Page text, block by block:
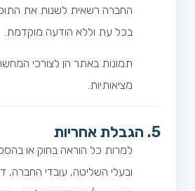
החברה רשאית לשנות את
בכל עת וללא הודעה מוקדמת.
תמונות באתר הן לצורכי
מציאותיות.
5. הגבלת אחריות
למרות כל הוראה בחוק או
ובעלי השליטה, עובדי החברה,